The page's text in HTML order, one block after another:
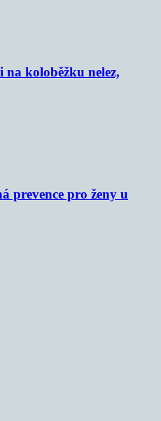
na koloběžku nelez,
prevence pro ženy u